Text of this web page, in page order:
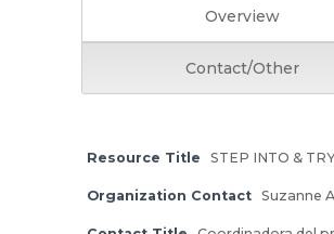
Overview
Contact/Other
Resource Title STEP INTO &
Organization Contact Suzanne